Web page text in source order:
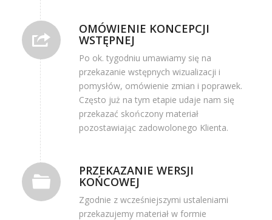
OMÓWIENIE KONCEPCJI
WSTĘPNEJ
Po ok. tygodniu umawiamy się na
przekazanie wstępnych wizualizacji i
pomysłów, omówienie zmian i poprawek.
Często już na tym etapie udaje nam się
przekazać skończony materiał
pozostawiając zadowolonego Klienta.
PRZEKAZANIE WERSJI
KOŃCOWEJ
Zgodnie z wcześniejszymi ustaleniami
przekazujemy materiał w formie